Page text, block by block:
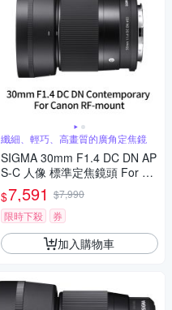
纖細、輕巧、高畫質的廣角定焦鏡
SIGMA 30mm F1.4 DC DN AP
S-C 人像 標準定焦鏡頭 For Ca
non RF-mount (公司貨)
$7,591 $7,990
限時下殺
券
加入購物車